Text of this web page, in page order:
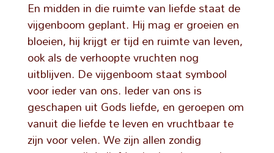
En midden in die ruimte van liefde staat de
vijgenboom geplant. Hij mag er groeien en
bloeien, hij krijgt er tijd en ruimte van leven,
ook als de verhoopte vruchten nog
uitblijven. De vijgenboom staat symbool
voor ieder van ons. Ieder van ons is
geschapen uit Gods liefde, en geroepen om
vanuit die liefde te leven en vruchtbaar te
zijn voor velen. We zijn allen zondig